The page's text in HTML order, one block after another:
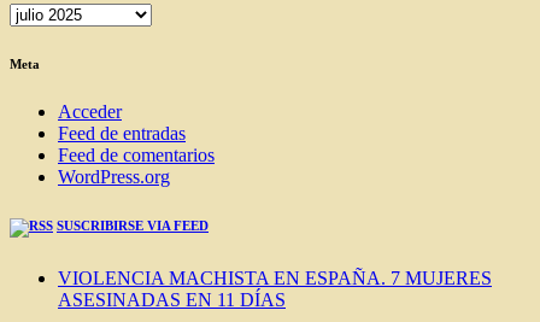
ENTRADAS
BLOG
Meta
Acceder
Feed de entradas
Feed de comentarios
WordPress.org
SUSCRIBIRSE VIA FEED
VIOLENCIA MACHISTA EN ESPAÑA. 7 MUJERES
ASESINADAS EN 11 DÍAS